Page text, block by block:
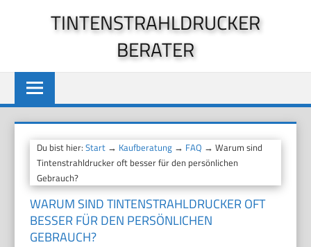
TINTENSTRAHLDRUCKER
BERATER
Du bist hier:Start → Kaufberatung → FAQ → Warum sind
Tintenstrahldrucker oft besser für den persönlichen
Gebrauch?
WARUM SIND TINTENSTRAHLDRUCKER OFT
BESSER FÜR DEN PERSÖNLICHEN
GEBRAUCH?